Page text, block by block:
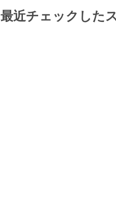
最近チェックした